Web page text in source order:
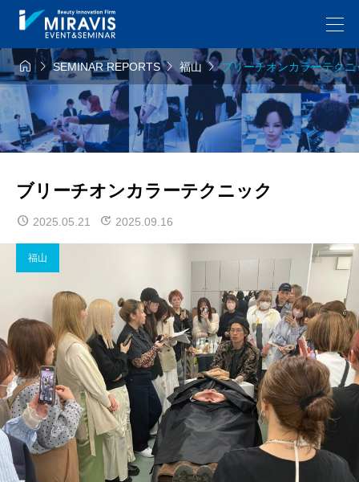
SEMINAR REPORTS福山ブリーチオンカラーテクニ
ブリーチオンカラーテクニック
2025.05.21 2025.09.16
福山